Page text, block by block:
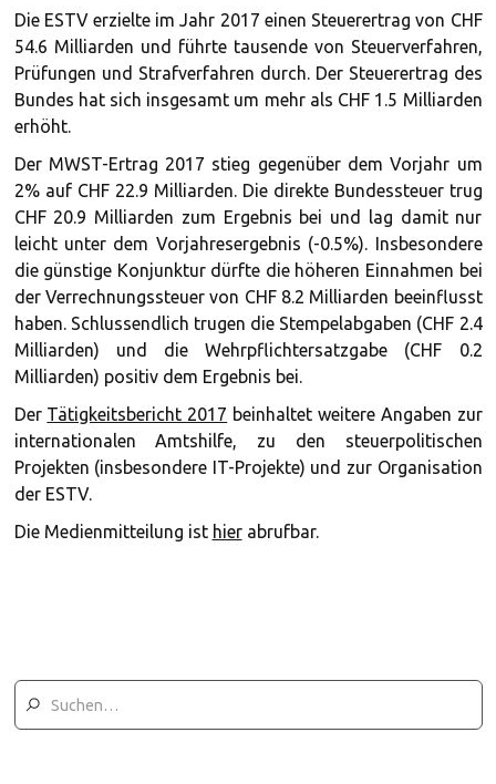
Die ESTV erzielte im Jahr 2017 einen Steuerertrag von CHF
54.6 Milliarden und führte tausende von Steuerverfahren,
Prüfungen und Strafverfahren durch. Der Steuerertrag des
Bundes hat sich insgesamt um mehr als CHF 1.5 Milliarden
erhöht.
Der MWST-Ertrag 2017 stieg gegenüber dem Vorjahr um
2% auf CHF 22.9 Milliarden. Die direkte Bundessteuer trug
CHF 20.9 Milliarden zum Ergebnis bei und lag damit nur
leicht unter dem Vorjahresergebnis (-0.5%). Insbesondere
die günstige Konjunktur dürfte die höheren Einnahmen bei
der Verrechnungssteuer von CHF 8.2 Milliarden beeinflusst
haben. Schlussendlich trugen die Stempelabgaben (CHF 2.4
Milliarden) und die Wehrpflichtersatzgabe (CHF 0.2
Milliarden) positiv dem Ergebnis bei.
Der Tätigkeitsbericht 2017 beinhaltet weitere Angaben zur
internationalen Amtshilfe, zu den steuerpolitischen
Projekten (insbesondere IT-Projekte) und zur Organisation
der ESTV.
Die Medienmitteilung ist hierabrufbar.